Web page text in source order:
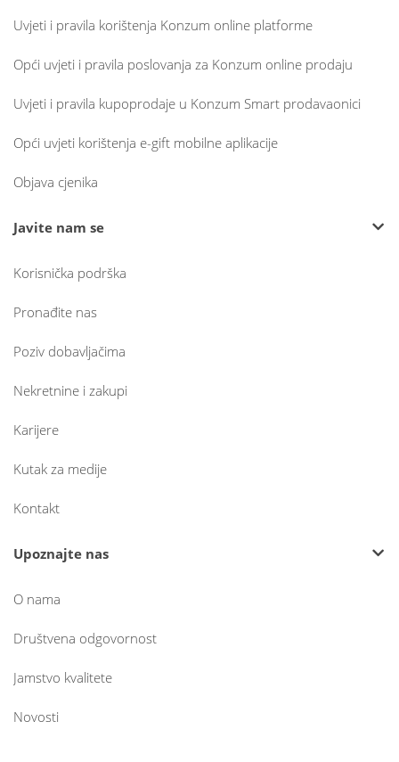
Uvjeti i pravila korištenja Konzum online platforme
Opći uvjeti i pravila poslovanja za Konzum online prodaju
Uvjeti i pravila kupoprodaje u Konzum Smart prodavaonici
Opći uvjeti korištenja e-gift mobilne aplikacije
Objava cjenika
Javite nam se
Korisnička podrška
Pronađite nas
Poziv dobavljačima
Nekretnine i zakupi
Karijere
Kutak za medije
Kontakt
Upoznajte nas
O nama
Društvena odgovornost
Jamstvo kvalitete
Novosti